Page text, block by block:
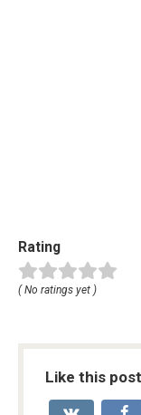
Rating
( No ratings yet )
Like this